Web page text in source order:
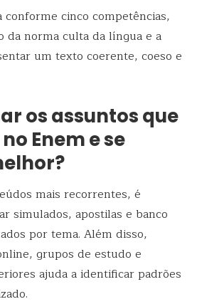
conforme cinco competências,
da norma culta da língua e a
um texto coerente, coeso e
os assuntos que
Enem e se
mais recorrentes, é
simulados, apostilas e banco
por tema. Além disso,
grupos de estudo e
ajuda a identificar padrões